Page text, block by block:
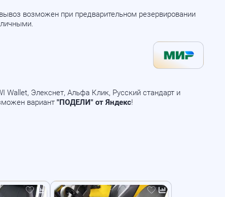
возможен при предварительном резервировании
Wallet, Элекснет, Альфа Клик, Русский стандарт и
вариант"ПОДЕЛИ" от Яндекс!